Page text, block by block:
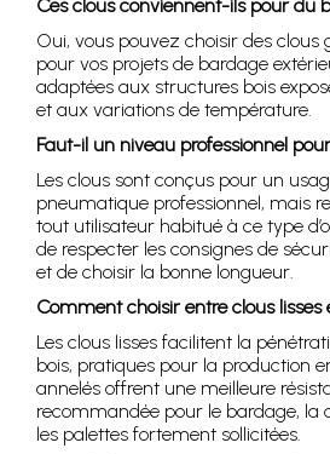
Ces clous conviennent-ils pour du
Oui, vous pouvez choisir des clous
pour vos projets de bardage
adaptées aux structures bois
et aux variations de température.
Faut-il un niveau professionnel
Les clous sont conçus pour un
pneumatique professionnel, mais
tout utilisateur habitué à ce type
de respecter les consignes de
et de choisir la bonne longueur.
Comment choisir entre clous lisses
Les clous lisses facilitent la
bois, pratiques pour la production
annelés offrent une meilleure
recommandée pour le bardage, la
les palettes fortement sollicitées.